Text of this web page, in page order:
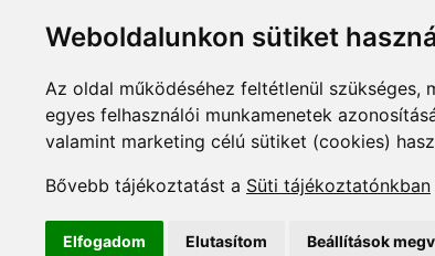
Weboldalunkon sütiket
Az oldal működéséhez feltétlenül szükséges,
egyes felhasználói munkamenetek
valamint marketing célú sütiket (cookies)
Bővebb tájékoztatást a Süti tájékoztatónkban
Elfogadom Elutasítom Beállítások
Kapcsolat